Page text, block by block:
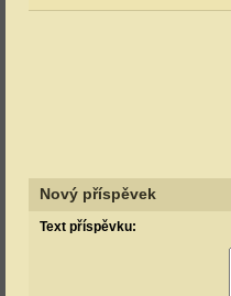
Nový příspěvek
Text příspěvku: